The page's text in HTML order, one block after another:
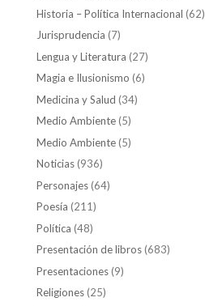
Historia – Política Internacional (62)
Jurisprudencia (7)
Lengua y Literatura (27)
Magia e Ilusionismo (6)
Medicina y Salud (34)
Medio Ambiente(5)
Medio Ambiente(5)
Noticias(936)
Personajes(64)
Poesía (211)
Política (48)
Presentación de libros(683)
Presentaciones(9)
Religiones(25)